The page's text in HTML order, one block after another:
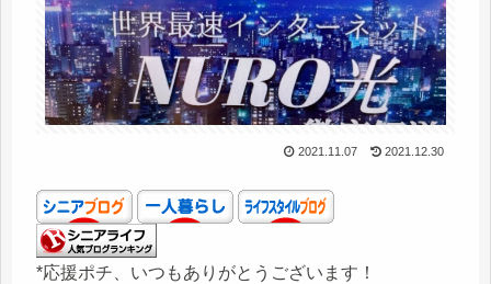
2021.11.07 2021.12.30
*応援ポチ、いつもありがとうございます！